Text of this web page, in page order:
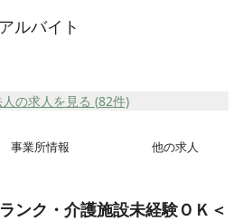
ルバイト
の求人を見る (82件)
事業所情報 他の求人
ンク・介護施設未経験ＯＫ＜